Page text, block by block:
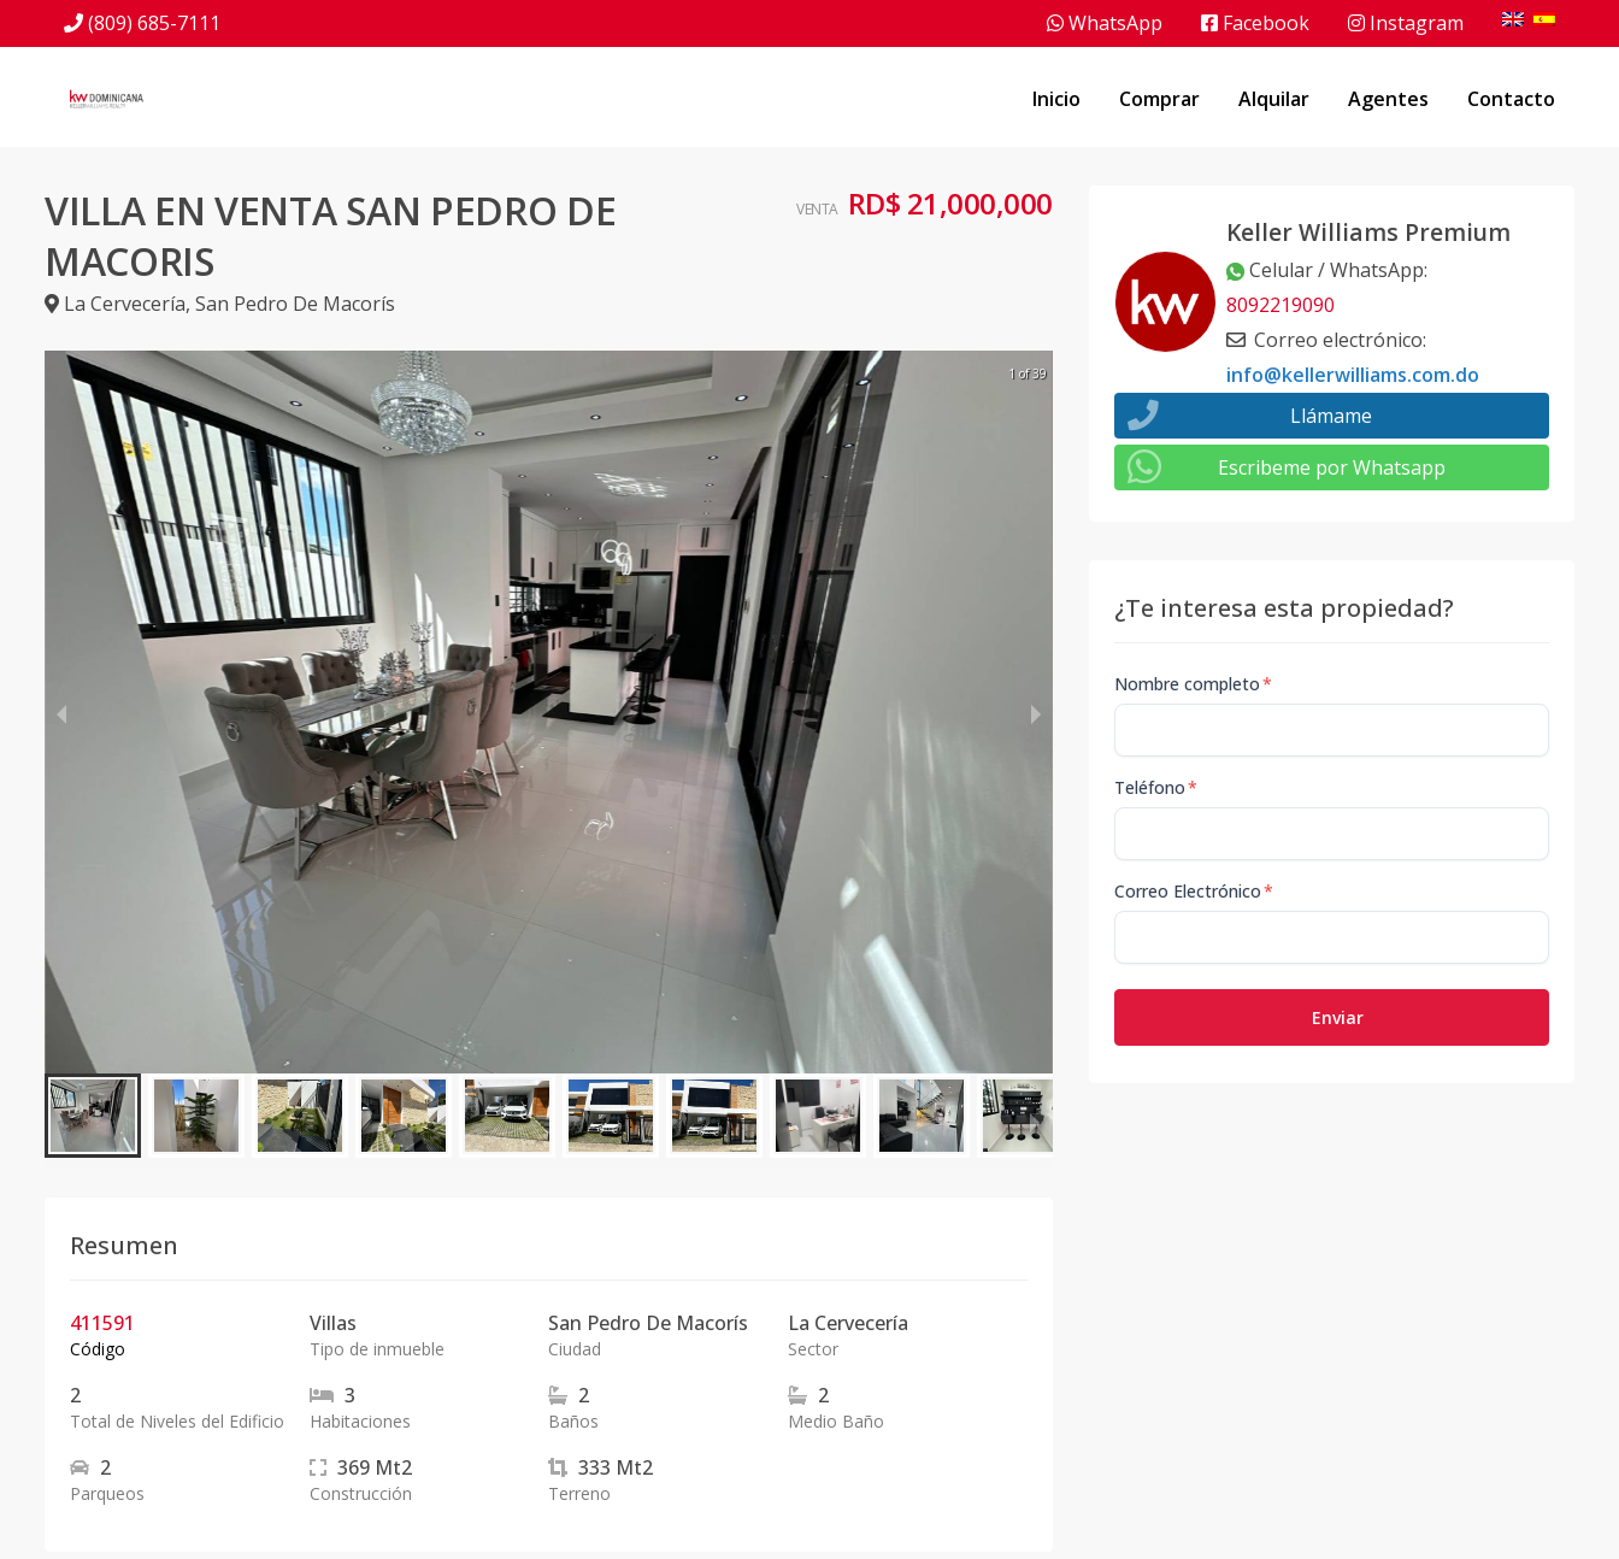
(809) 685-7111 WhatsApp Facebook Instagram
Inicio Comprar Alquilar Agentes Contacto
VILLA EN VENTA SAN PEDRO DE
MACORIS
La Cervecería, San Pedro De Macorís
VENTA RD$ 21,000,000
1 of 39
Resumen
411591
Código
Villas
Tipo de inmueble
San Pedro De Macorís
Ciudad
La Cervecería
Sector
2
Total de Niveles del Edificio
3
Habitaciones
2
Baños
2
Medio Baño
2
Parqueos
369 Mt2
Construcción
333 Mt2
Terreno
Keller Williams Premium
Celular / WhatsApp:
8092219090
Correo electrónico:
info@kellerwilliams.com.do
Llámame
Escribeme por Whatsapp
¿Te interesa esta propiedad?
Nombre completo*
Teléfono*
Correo Electrónico*
Enviar